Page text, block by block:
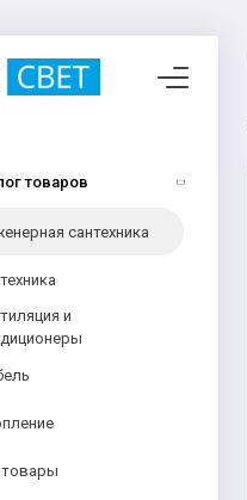
товаров
сантехника
и